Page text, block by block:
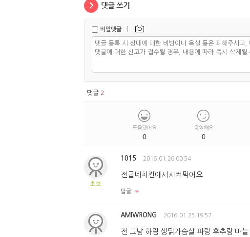
비밀댓글 |
댓글 2
도움됐어요
0
응원해요
0
초보
1015 2016.01.26 00:54
전굽네치킨에서시켜먹어요
답글
AMIWRONG 2016.01.25 19:57
전 그냥 하림 생닭가슴살 파랑 후추랑 마